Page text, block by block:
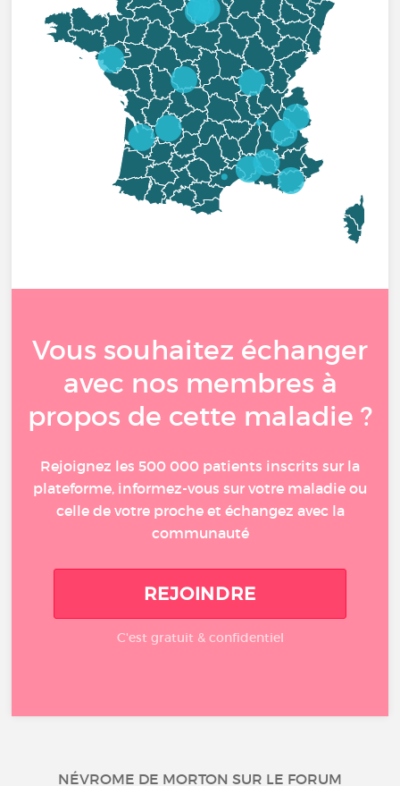
Vous souhaitez échanger
avec nos membres à
propos de cette maladie ?
Rejoignez les 500 000 patients inscrits sur la
plateforme, informez-vous sur votre maladie ou
celle de votre proche et échangez avec la
communauté
REJOINDRE
C'est gratuit & confidentiel
NÉVROME DE MORTON SUR LE FORUM